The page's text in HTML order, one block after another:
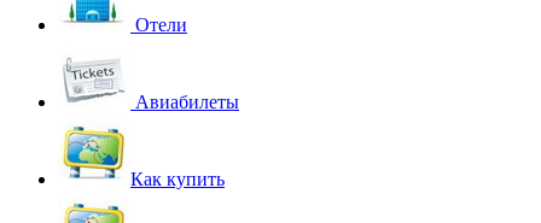
Отели
Авиабилеты
Как купить